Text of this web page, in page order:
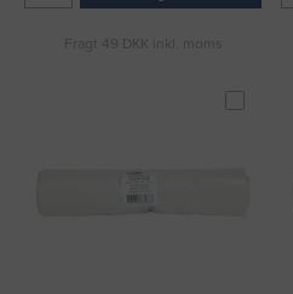
Fragt 49 DKK inkl. moms